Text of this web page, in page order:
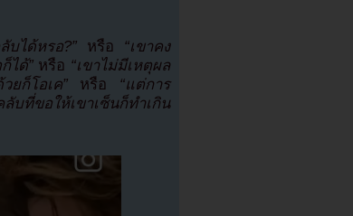
บได้หรอ?” หรือ “เขาคง
ได้” หรือ “เขาไม่มีเหตุผล
ยก็โอเค”หรือ “แต่การ
บที่ขอให้เขาเซ็นก็ทำเกิน